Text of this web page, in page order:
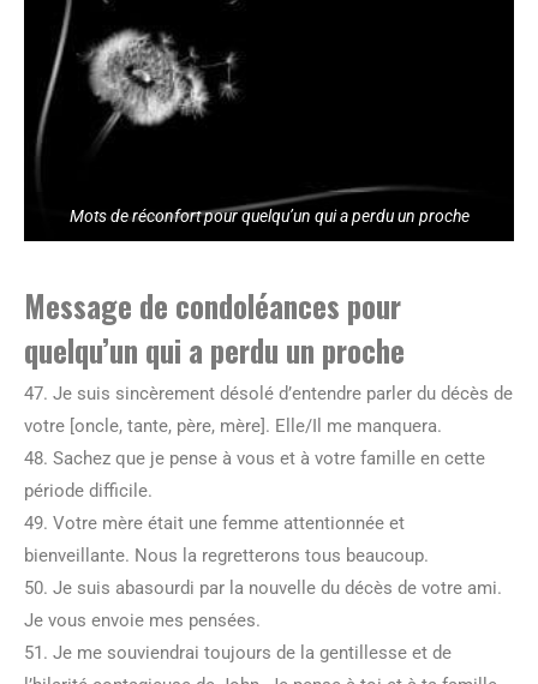
Mots de réconfort pour quelqu’un qui a perdu un proche
Message de condoléances pour
quelqu’un qui a perdu un proche
47. Je suis sincèrement désolé d’entendre parler du décès de
votre [oncle, tante, père, mère]. Elle/Il me manquera.
48. Sachez que je pense à vous et à votre famille en cette
période difficile.
49. Votre mère était une femme attentionnée et
bienveillante. Nous la regretterons tous beaucoup.
50. Je suis abasourdi par la nouvelle du décès de votre ami.
Je vous envoie mes pensées.
51. Je me souviendrai toujours de la gentillesse et de